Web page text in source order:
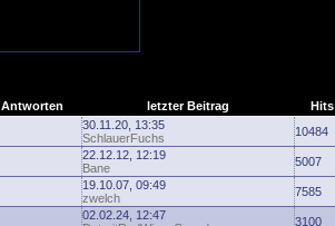
Antworten letzter Beitrag
Hits
30.11.20, 13:35
SchlauerFuchs
10484
22.12.12, 12:19
Bane
5007
19.10.07, 09:49
zwelch
7585
02.02.24, 12:47
3100